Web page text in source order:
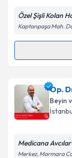
Kişisel
Metni
Özel Şişli Kolan
Kaptanpaşa Mah.
Prof. Dr.
oluşturun.
takvim
Op.
Beyin
Medicana
Merkez, Marmara